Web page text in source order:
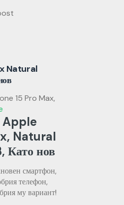
Natural
15 Pro Max,
Apple
Natural
Като нов
смартфон,
телефон,
му вариант!